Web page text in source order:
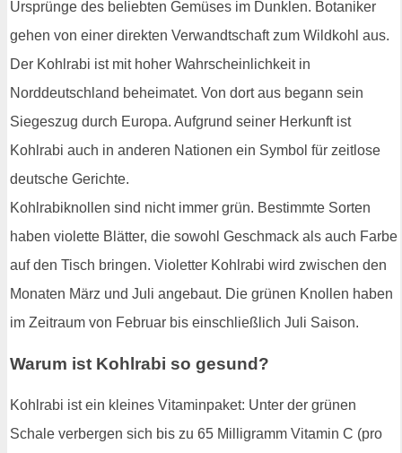
Ursprünge des beliebten Gemüses im Dunklen. Botaniker
gehen von einer direkten Verwandtschaft zum Wildkohl aus.
Der Kohlrabi ist mit hoher Wahrscheinlichkeit in
Norddeutschland beheimatet. Von dort aus begann sein
Siegeszug durch Europa. Aufgrund seiner Herkunft ist
Kohlrabi auch in anderen Nationen ein Symbol für zeitlose
deutsche Gerichte.
Kohlrabiknollen sind nicht immer grün. Bestimmte Sorten
haben violette Blätter, die sowohl Geschmack als auch Farbe
auf den Tisch bringen. Violetter Kohlrabi wird zwischen den
Monaten März und Juli angebaut. Die grünen Knollen haben
im Zeitraum von Februar bis einschließlich Juli Saison.
Warum ist Kohlrabi so gesund?
Kohlrabi ist ein kleines Vitaminpaket: Unter der grünen
Schale verbergen sich bis zu 65 Milligramm Vitamin C (pro